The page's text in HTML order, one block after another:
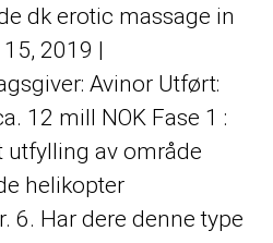
dk erotic massage in
2019 |
Avinor Utført:
12 mill NOK Fase 1 :
utfylling av område
helikopter
6. Har dere denne type